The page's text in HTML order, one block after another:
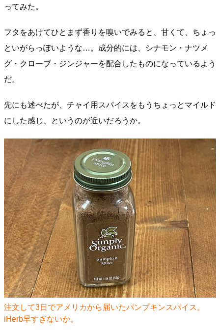
ってみた。
フタをあけてひとまず香りを嗅いでみると、甘くて、ちょっ
といがらっぽいような…。成分的には、シナモン・ナツメ
グ・クローブ・ジンジャーを配合したものになっているよう
だ。
先にも述べたが、チャイ用スパイスをもうちょっとマイルド
にした感じ、というのが近いだろうか。
注文して3日でアメリカから届いたパンプキンスパイス。
iHerb早すぎないか。